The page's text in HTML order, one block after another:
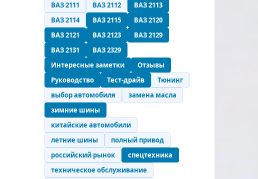
ВАЗ 2111
ВАЗ 2112
ВАЗ 2113
ВАЗ 2114
ВАЗ 2115
ВАЗ 2120
ВАЗ 2121
ВАЗ 2123
ВАЗ 2129
ВАЗ 2131
ВАЗ 2329
Интересные заметки
Отзывы
Руководство
Тест-драйв
Тюнинг
выбор автомобиля
замена масла
зимние шины
китайские автомобили
летние шины
полный привод
российский рынок
спецтехника
техническое обслуживание